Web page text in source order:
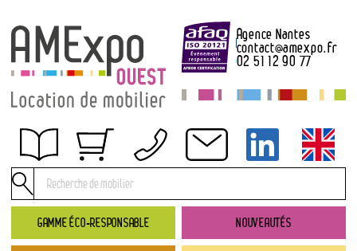
GAMME ÉCO-RESPONSABLE NOUVEAUTÉS
Agence Nantes
contact@amexpo.fr
02 51 12 90 77
Obtenir un devis
Conditions générales de location
Conditions de règlement
Contact